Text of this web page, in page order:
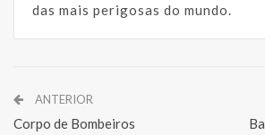
das mais perigosas do mundo.
ANTERIOR
Corpo de Bombeiros